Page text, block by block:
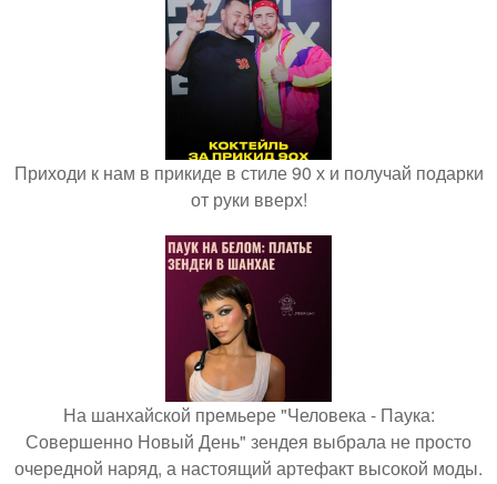
Приходи к нам в прикиде в стиле 90 х и получай подарки
от руки вверх!
На шанхайской премьере "Человека - Паука:
Совершенно Новый День" зендея выбрала не просто
очередной наряд, а настоящий артефакт высокой моды.